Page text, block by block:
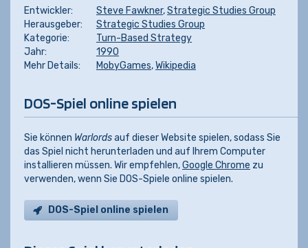
Entwickler: Steve Fawkner,Strategic Studies Group
Herausgeber:
Strategic Studies Group
Kategorie:
Turn-Based Strategy
Jahr:
1990
Mehr Details:
MobyGames,Wikipedia
DOS-Spiel online spielen
Sie können Warlordsauf dieser Website spielen, sodass Sie
das Spiel nicht herunterladen und auf Ihrem Computer
installieren müssen. Wir empfehlen,Google Chrome zu
verwenden, wenn Sie DOS-Spiele online spielen.
DOS-Spiel online spielen